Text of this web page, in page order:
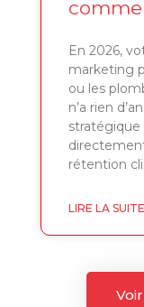
En 2026,
marketing
ou les
n’a rien
rétention
LIRE LA